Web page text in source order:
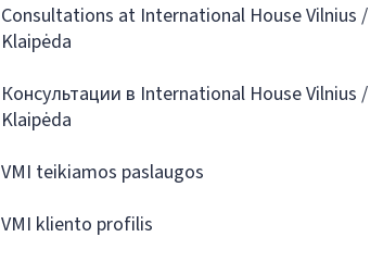
Consultations at International House Vilnius /
Klaipėda
Консультации в International House Vilnius /
Klaipėda
VMI teikiamos paslaugos
VMI kliento profilis